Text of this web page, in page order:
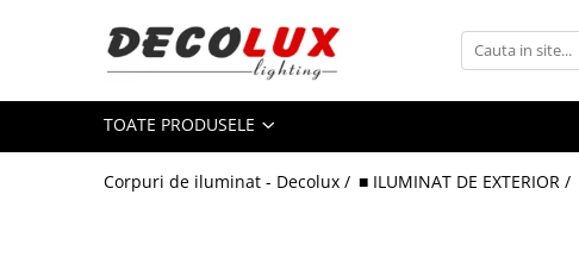
Toate Produsele
■ ILUMINAT DE INTERIOR
CANDELABRE & PENDULE CLASICE
APLICE CLASICE
TOATE PRODUSELE
Corpuri de iluminat - Decolux / ■ ILUMINAT DE EXTERIOR /